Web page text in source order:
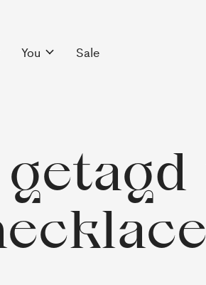
You Sale